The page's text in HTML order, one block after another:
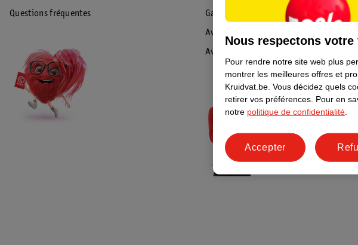
Questions fréquentes
Garantie
Avis de sécurité
Avis
Nous respectons votre
Pour rendre notre site web plus
montrer les meilleures offres et
Kruidvat.be. Vous décidez quels
retirer vos préférences. Pour en
notre politique de confidentialité
Accepter